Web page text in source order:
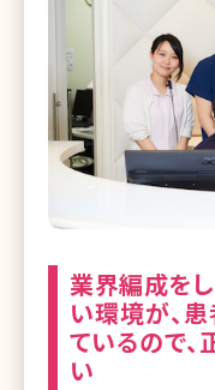
業界編成を
い環境が、
ているので
い